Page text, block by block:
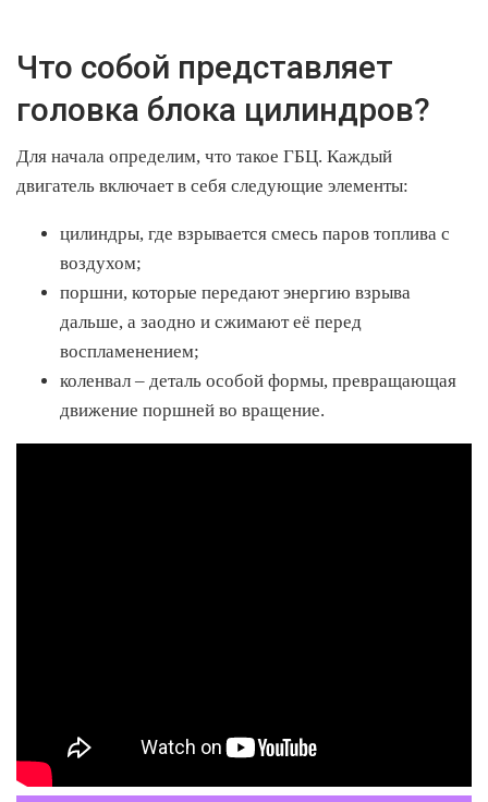
Что собой представляет
головка блока цилиндров?
Для начала определим, что такое ГБЦ. Каждый
двигатель включает в себя следующие элементы:
цилиндры, где взрывается смесь паров топлива с
воздухом;
поршни, которые передают энергию взрыва
дальше, а заодно и сжимают её перед
воспламенением;
коленвал – деталь особой формы, превращающая
движение поршней во вращение.